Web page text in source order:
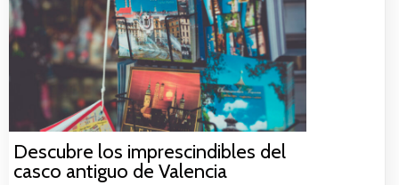
Descubre los imprescindibles del
casco antiguo de Valencia